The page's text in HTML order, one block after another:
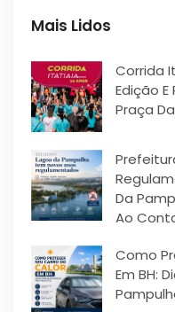
Mais Lidos
Corrida
Edição
Praça
Da
Ao
Como
Em BH: